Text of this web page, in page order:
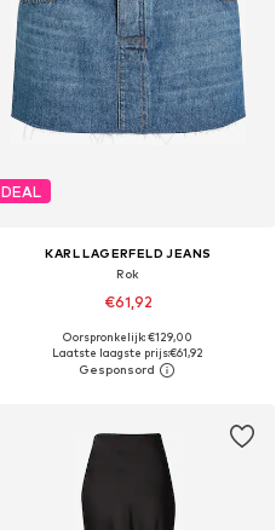
DEAL
KARL LAGERFELD JEANS
Rok
€61,92
Beschikbare maten: 34, 36, 38, 40, 42
In winkelmandje
Oorspronkelijk: €129,00
Laatste laagste prijs:€61,92